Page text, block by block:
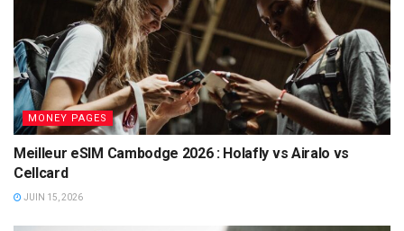
MONEY PAGES
Meilleur eSIM Cambodge 2026 : Holafly vs Airalo vs
Cellcard
JUIN 15, 2026